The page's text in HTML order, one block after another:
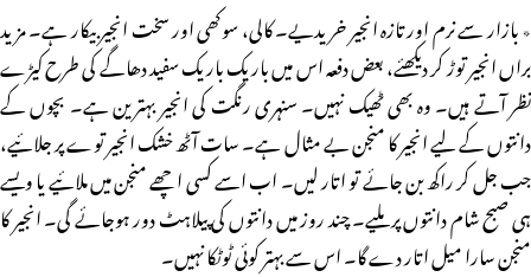
٭ بازار سے نرم اور تازہ انجیر خریدیے۔ کالی، سوکھی اور سخت انجیر بیکار ہے۔ مزید
براں انجیر توڑ کر دیکھئے، بعض دفعہ اس میں باریک باریک سفید دھاگے کی طرح کیڑے
نظر آتے ہیں۔ وہ بھی ٹھیک نہیں۔ سنہری رنگت کی انجیر بہترین ہے۔ بچوں کے
دانتوں کے لیے انجیر کا منجن بے مثال ہے۔ سات آٹھ خشک انجیر توے پر جلائیے،
جب جل کر راکھ بن جائے تو اتار لیں۔ اب اسے کسی اچھے منجن میں ملائیے یا ویسے
ہی صبح شام دانتوں پر ملیے۔ چند روز میں دانتوں کی پیلاہٹ دور ہوجائے گی۔ انجیر کا
منجن سارا میل اتار دے گا۔ اس سے بہتر کوئی ٹوٹکا نہیں۔